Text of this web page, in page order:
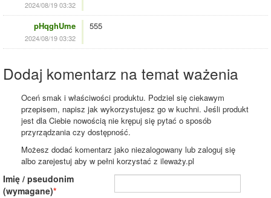
2024/08/19 03:32
pHqghUme
2024/08/19 03:32
555
Dodaj komentarz na temat ważenia
Oceń smak i właściwości produktu. Podziel się ciekawym
przepisem, napisz jak wykorzystujesz go w kuchni. Jeśli produkt
jest dla Ciebie nowością nie krępuj się pytać o sposób
przyrządzania czy dostępność.
Możesz dodać komentarz jako niezalogowany lub zaloguj się
albo zarejestuj aby w pełni korzystać z ileważy.pl
Imię / pseudonim
(wymagane)